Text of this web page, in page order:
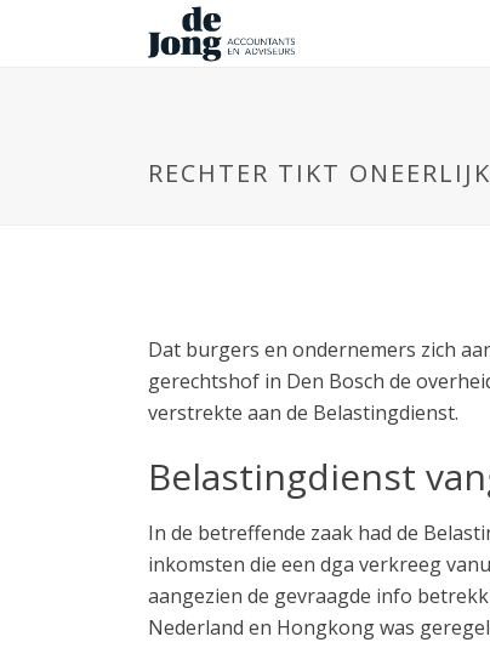
RECHTER TIKT
Dat burgers en ondernemers zich
gerechtshof in Den Bosch de
verstrekte aan de Belastingdienst.
Belastingdienst
In de betreffende zaak had de
inkomsten die een dga verkreeg
aangezien de gevraagde info
Nederland en Hongkong was